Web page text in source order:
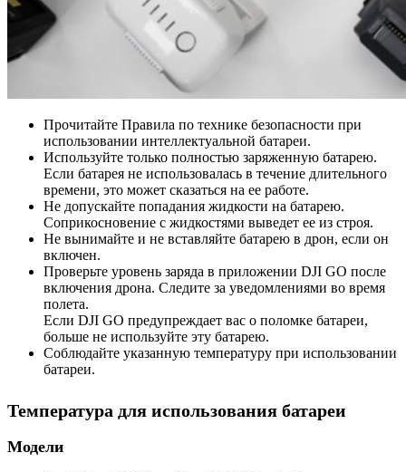
Прочитайте Правила по технике безопасности при
использовании интеллектуальной батареи.
Используйте только полностью заряженную батарею.
Если батарея не использовалась в течение длительного
времени, это может сказаться на ее работе.
Не допускайте попадания жидкости на батарею.
Соприкосновение с жидкостями выведет ее из строя.
Не вынимайте и не вставляйте батарею в дрон, если он
включен.
Проверьте уровень заряда в приложении DJI GO после
включения дрона. Следите за уведомлениями во время
полета.
Если DJI GO предупреждает вас о поломке батареи,
больше не используйте эту батарею.
Соблюдайте указанную температуру при использовании
батареи.
Температура для использования батареи
Модели